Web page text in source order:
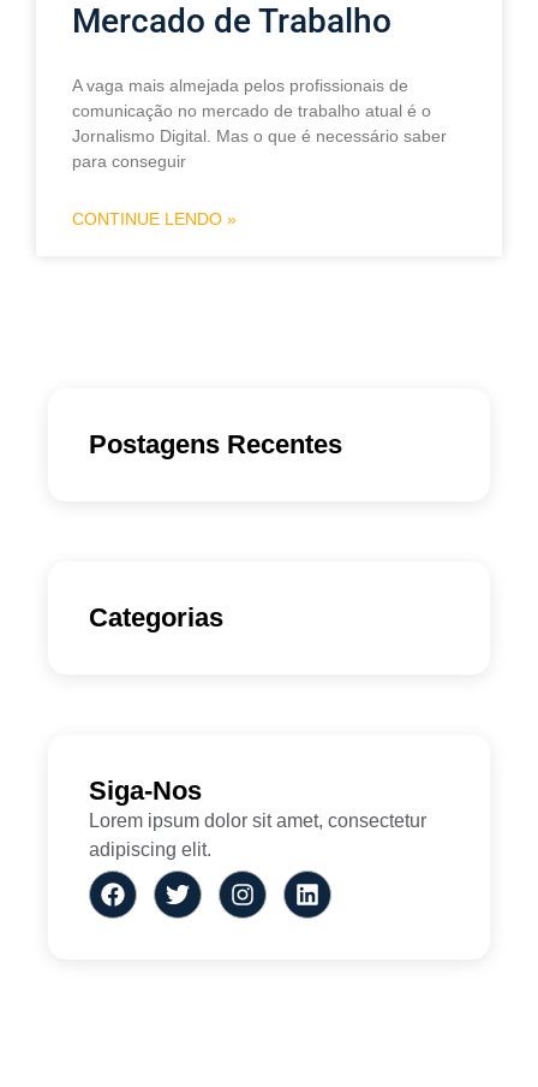
Mercado de Trabalho
A vaga mais almejada pelos profissionais de
comunicação no mercado de trabalho atual é o
Jornalismo Digital. Mas o que é necessário saber
para conseguir
CONTINUE LENDO »
Postagens Recentes
Categorias
Siga-Nos
Lorem ipsum dolor sit amet, consectetur
adipiscing elit.